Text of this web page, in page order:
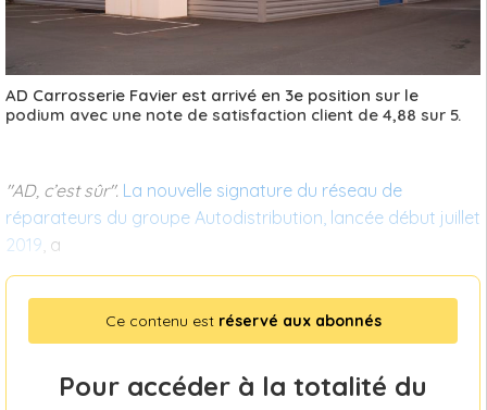
AD Carrosserie Favier est arrivé en 3e position sur le
podium avec une note de satisfaction client de 4,88 sur 5.
"AD, c’est sûr". La nouvelle signature du réseau de
réparateurs du groupe Autodistribution, lancée début juillet
2019 , a
Ce contenu est réservé aux abonnés
Pour accéder à la totalité du